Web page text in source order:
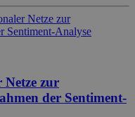
zur
der Sentiment-